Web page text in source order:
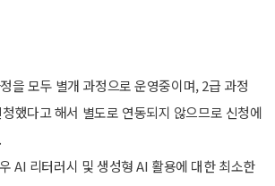
을 모두 별개 과정으로 운영중이며, 2급 과정
했다고 해서 별도로 연동되지 않으므로 신청에
AI 리터러시 및 생성형 AI 활용에 대한 최소한